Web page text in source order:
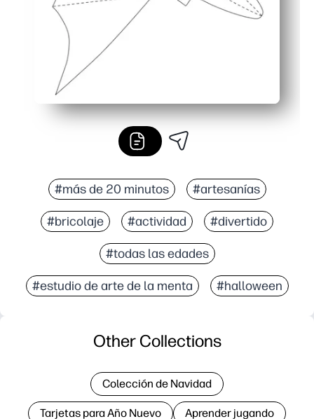
#más de 20 minutos #artesanías
#bricolaje #actividad #divertido
#todas las edades
#estudio de arte de la menta #halloween
Other Collections
Colección de Navidad
Tarjetas para Año Nuevo Aprender jugando